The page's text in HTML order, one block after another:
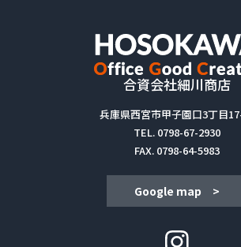
合資会社細川商店
兵庫県西宮市甲子園口3丁目
TEL. 0798-67-2930
FAX. 0798-64-5983
Google map >